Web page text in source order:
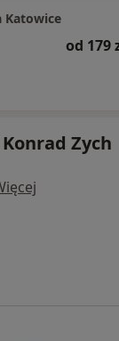
Katowice
od 179
Zych